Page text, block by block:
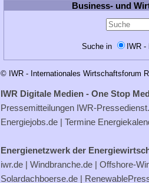
Business- und
Suche in IWR -
© IWR - Internationales Wirtschaftsforum
IWR Digitale Medien - One Stop
Pressemitteilungen IWR-
Energiejobs.de | Termine
Energienetzwerk der
iwr.de | Windbranche.de | Offshore-
Solardachboerse.de |